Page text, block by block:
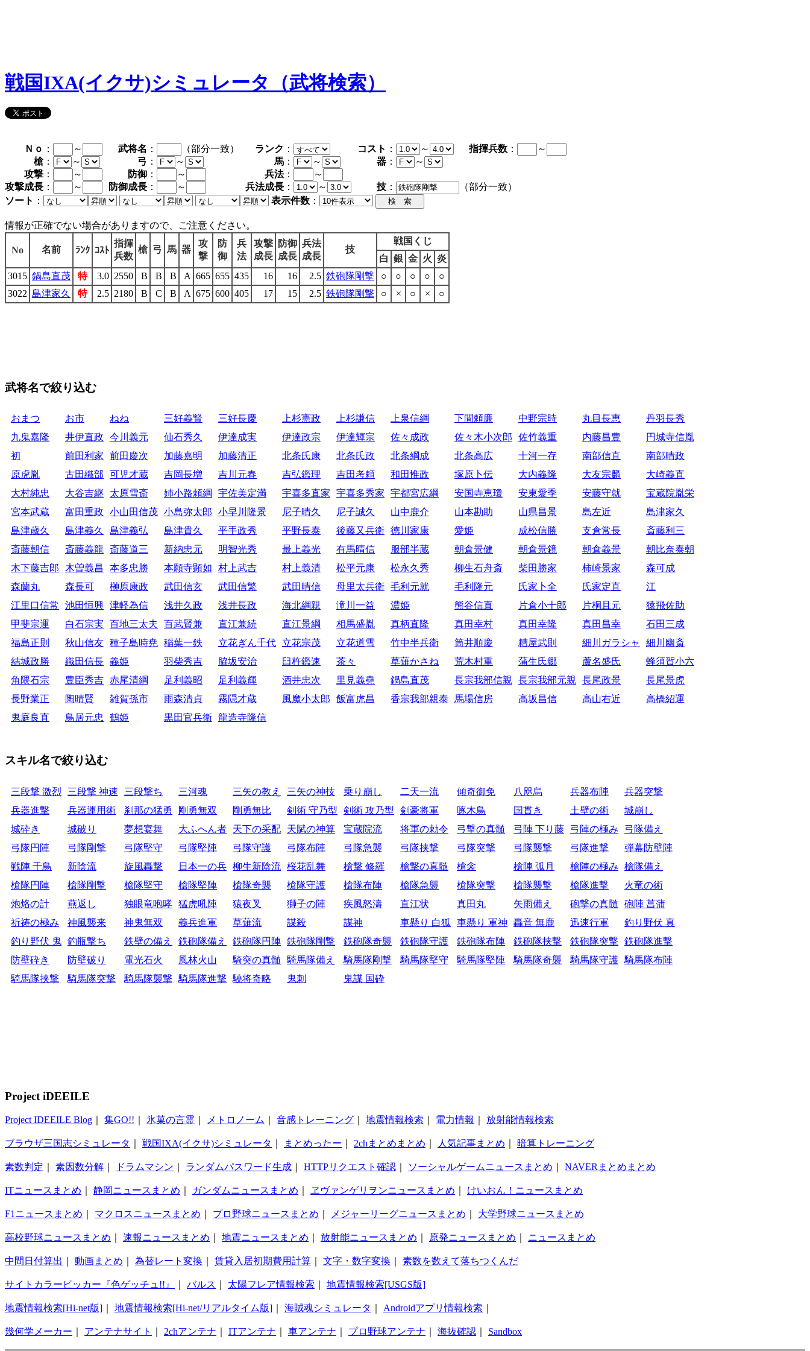
戦国IXA(イクサ)シミュレータ（武将検索）
Ｎｏ ： ～ 武将名 ： （部分一致） ランク ： コスト ： ～ 指揮兵数 ：
～
槍 ： ～ 弓 ： ～ 馬 ： ～ 器 ：
～
攻撃 ： ～ 防御 ： ～ 兵法：
～
攻撃成長 ： ～ 防御成長 ： ～ 兵法成長 ： ～ 技 ：
（部分一致）
ソート ： 表示件数 ：
情報が正確でない場合がありますので、ご注意ください。
No 名前 ﾗﾝｸ ｺｽﾄ
指揮
兵数
槍 弓 馬 器
攻
撃
防
御
兵
法
攻撃
成長
防御
成長
兵法
成長
技
戦国くじ
白 銀 金 火 炎
3015 鍋島直茂 特 3.0 2550 B B B A 665 655 435 16 16 2.5 鉄砲隊剛撃 ○ ○ ○ ○
○
3022 島津家久 特 2.5 2180 B C B A 675 600 405 17 15 2.5 鉄砲隊剛撃 ○ × ○ × ○
武将名で絞り込む
おまつ お市 ねね 三好義賢 三好長慶 上杉憲政 上杉謙信 上泉信綱 下間頼廉 中野宗時 丸目長恵
丹羽長秀
九鬼嘉隆
井伊直政 今川義元 仙石秀久 伊達成実 伊達政宗 伊達輝宗 佐々成政 佐々木小次郎 佐竹義重 内藤昌豊
円城寺信胤
初
前田利家 前田慶次 加藤嘉明 加藤清正 北条氏康 北条氏政 北条綱成 北条高広 十河一存 南部信直
南部晴政
原虎胤
古田織部 可児才蔵 吉岡長増 吉川元春 吉弘鑑理 吉田考頼 和田惟政 塚原卜伝 大内義隆 大友宗麟
大崎義直
大村純忠
大谷吉継 太原雪斎 姉小路頼綱 宇佐美定満 宇喜多直家 宇喜多秀家 宇都宮広綱 安国寺恵瓊 安東愛季 安藤守就
宝蔵院胤栄
宮本武蔵
富田重政 小山田信茂 小島弥太郎 小早川隆景 尼子晴久 尼子誠久 山中鹿介 山本勘助 山県昌景 島左近
島津家久
島津歳久
島津義久 島津義弘 島津貴久 平手政秀 平野長泰 後藤又兵衛 徳川家康 愛姫 成松信勝 支倉常長
斎藤利三
斎藤朝信
斎藤義龍 斎藤道三 新納忠元 明智光秀 最上義光 有馬晴信 服部半蔵 朝倉景健 朝倉景鏡 朝倉義景
朝比奈泰朝
木下藤吉郎
木曽義昌 本多忠勝 本願寺顕如 村上武吉 村上義清 松平元康 松永久秀 柳生石舟斎 柴田勝家 柿崎景家
森可成
森蘭丸
森長可 榊原康政 武田信玄 武田信繁 武田晴信 母里太兵衛 毛利元就 毛利隆元 氏家卜全 氏家定直
江
江里口信常
池田恒興 津軽為信 浅井久政 浅井長政 海北綱親 滝川一益 濃姫 熊谷信直 片倉小十郎 片桐且元
猿飛佐助
甲斐宗運
白石宗実 百地三太夫 百武賢兼 直江兼続 直江景綱 相馬盛胤 真柄直隆 真田幸村 真田幸隆 真田昌幸
石田三成
福島正則
秋山信友 種子島時尭 稲葉一鉄 立花ぎん千代 立花宗茂 立花道雪 竹中半兵衛 筒井順慶 糟屋武則 細川ガラシャ
細川幽斎
結城政勝
織田信長 義姫 羽柴秀吉 脇坂安治 臼杵鑑速 茶々 草薙かさね 荒木村重 蒲生氏郷 蘆名盛氏
蜂須賀小六
角隈石宗
豊臣秀吉 赤尾清綱 足利義昭 足利義輝 酒井忠次 里見義堯 鍋島直茂 長宗我部信親 長宗我部元親 長尾政景
長尾景虎
長野業正
陶晴賢 雑賀孫市 雨森清貞 霧隠才蔵 風魔小太郎 飯富虎昌 香宗我部親泰 馬場信房 高坂昌信 高山右近
高橋紹運
鬼庭良直
鳥居元忠 鶴姫 黒田官兵衛 龍造寺隆信
スキル名で絞り込む
三段撃 激烈 三段撃 神速 三段撃ち 三河魂 三矢の教え 三矢の神技 乗り崩し 二天一流 傾奇御免 八咫烏 兵器布陣
兵器突撃
兵器進撃
兵器運用術 刹那の猛勇 剛勇無双 剛勇無比 剣術 守乃型 剣術 攻乃型 剣豪将軍 啄木鳥 国貫き 土壁の術
城崩し
城砕き
城破り 夢想宴舞 大ふへん者 天下の采配 天賦の神算 宝蔵院流 将軍の勅令 弓撃の真髄 弓陣 下り藤 弓陣の極み
弓隊備え
弓隊円陣
弓隊剛撃 弓隊堅守 弓隊堅陣 弓隊守護 弓隊布陣 弓隊急襲 弓隊挟撃 弓隊突撃 弓隊襲撃 弓隊進撃
弾幕防壁陣
戦陣 千鳥
新陰流 旋風轟撃 日本一の兵 柳生新陰流 桜花乱舞 槍撃 修羅 槍撃の真髄 槍衾 槍陣 弧月 槍陣の極み
槍隊備え
槍隊円陣
槍隊剛撃 槍隊堅守 槍隊堅陣 槍隊奇襲 槍隊守護 槍隊布陣 槍隊急襲 槍隊突撃 槍隊襲撃 槍隊進撃
火竜の術
炮烙の計
燕返し 独眼竜咆哮 猛虎吼陣 猿夜叉 獅子の陣 疾風怒濤 直江状 真田丸 矢雨備え 砲撃の真髄
砲陣 菖蒲
祈祷の極み
神風襲来 神鬼無双 義兵進軍 草薙流 謀殺 謀神 車懸り 白狐 車懸り 軍神 轟音 無鹿 迅速行軍
釣り野伏 真
釣り野伏 鬼 釣瓶撃ち 鉄壁の備え 鉄砲隊備え 鉄砲隊円陣 鉄砲隊剛撃 鉄砲隊奇襲 鉄砲隊守護 鉄砲隊布陣 鉄砲隊挟撃 鉄砲隊突撃 鉄砲隊進撃
防壁砕き
防壁破り 電光石火 風林火山 騎突の真髄 騎馬隊備え 騎馬隊剛撃 騎馬隊堅守 騎馬隊堅陣 騎馬隊奇襲 騎馬隊守護 騎馬隊布陣
騎馬隊挟撃
騎馬隊突撃 騎馬隊襲撃 騎馬隊進撃 驍将奇略 鬼刺 鬼謀 国砕
Project iDEEILE
Project IDEEILE Blog 集GO!! 氷菓の言霊 メトロノーム 音感トレーニング 地震情報検索 電力情報 放射能情報検索
ブラウザ三国志シミュレータ 戦国IXA(イクサ)シミュレータ まとめったー 2chまとめまとめ 人気記事まとめ 暗算トレーニング
素数判定 素因数分解 ドラムマシン ランダムパスワード生成 HTTPリクエスト確認 ソーシャルゲームニュースまとめ NAVERまとめまとめ
ITニュースまとめ 静岡ニュースまとめ ガンダムニュースまとめ ヱヴァンゲリヲンニュースまとめ けいおん！ニュースまとめ
F1ニュースまとめ マクロスニュースまとめ プロ野球ニュースまとめ メジャーリーグニュースまとめ 大学野球ニュースまとめ
高校野球ニュースまとめ 速報ニュースまとめ 地震ニュースまとめ 放射能ニュースまとめ 原発ニュースまとめ ニュースまとめ
中間日付算出 動画まとめ 為替レート変換 賃貸入居初期費用計算 文字・数字変換 素数を数えて落ちつくんだ
サイトカラーピッカー『色ゲッチュ!!』 バルス 太陽フレア情報検索 地震情報検索[USGS版]
地震情報検索[Hi-net版] 地震情報検索[Hi-net/リアルタイム版] 海賊魂シミュレータ Androidアプリ情報検索
幾何学メーカー アンテナサイト 2chアンテナ ITアンテナ 車アンテナ プロ野球アンテナ 海抜確認 Sandbox